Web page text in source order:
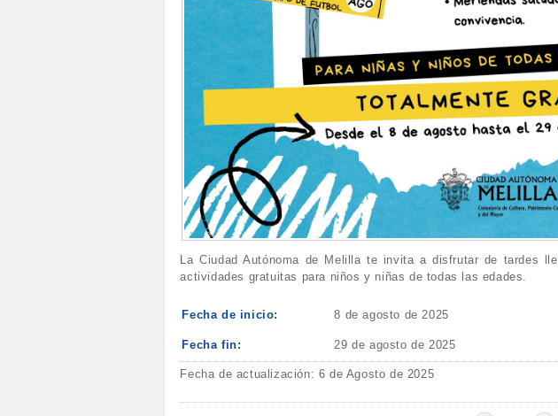
La Ciudad Autónoma de Melilla te invita a disfrutar de tardes
actividades gratuitas para niños y niñas de todas las edades.
Fecha de inicio: 8 de agosto de 2025
Fecha fin: 29 de agosto de 2025
Fecha de actualización: 6 de Agosto de 2025